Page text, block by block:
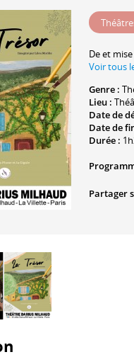
De et
Voir tous
Genre :
Lieu :
Date de
Date de
Durée :
Partager